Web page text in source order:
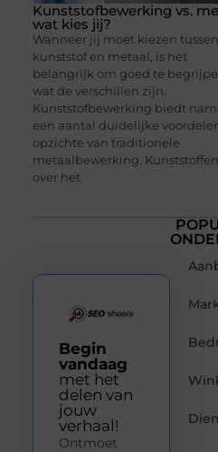
Kunststofbewerking vs.
wat kies jij?
Wanneer jij moet kiezen tussen
kunststof en metaal, is het
belangrijk om goed te
wat de verschillen zijn.
Kunststofbewerking biedt
een aantal duidelijke
opzichte van traditionele
metaalbewerking.
over het
Begin
vandaag
met het
delen van
jouw
verhaal!
Ontmoet